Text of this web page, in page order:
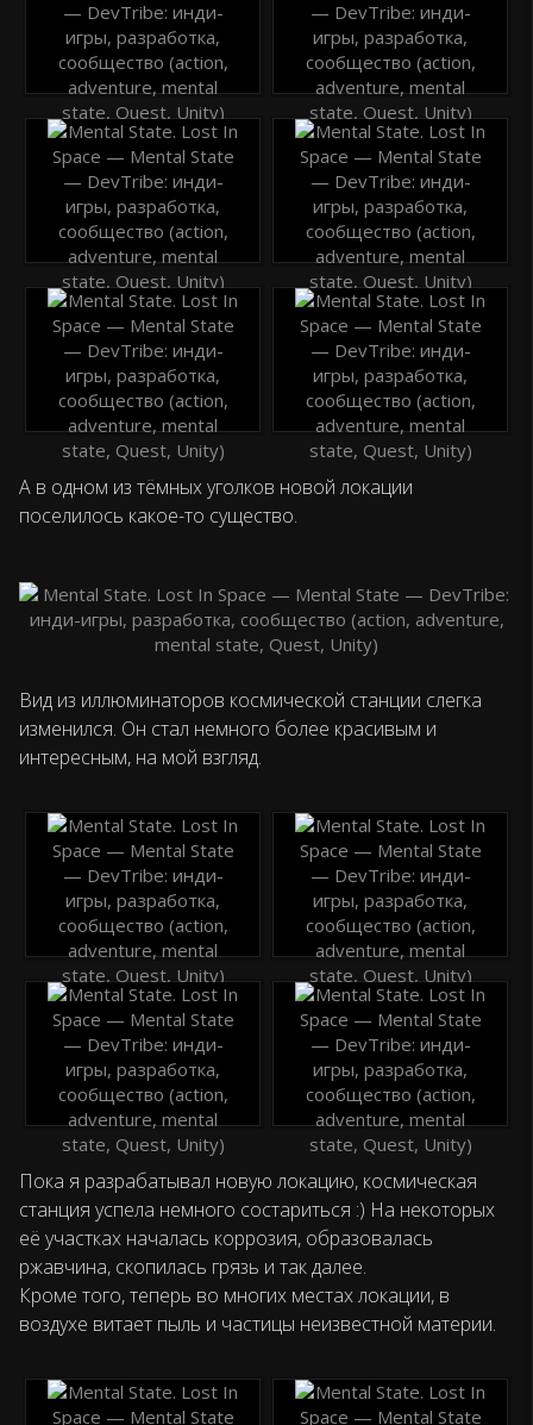
А в одном из тёмных уголков новой локации
поселилось какое-то существо.
Вид из иллюминаторов космической станции слегка
изменился. Он стал немного более красивым и
интересным, на мой взгляд.
Пока я разрабатывал новую локацию, космическая
станция успела немного состариться :) На некоторых
её участках началась коррозия, образовалась
ржавчина, скопилась грязь и так далее.
Кроме того, теперь во многих местах локации, в
воздухе витает пыль и частицы неизвестной материи.